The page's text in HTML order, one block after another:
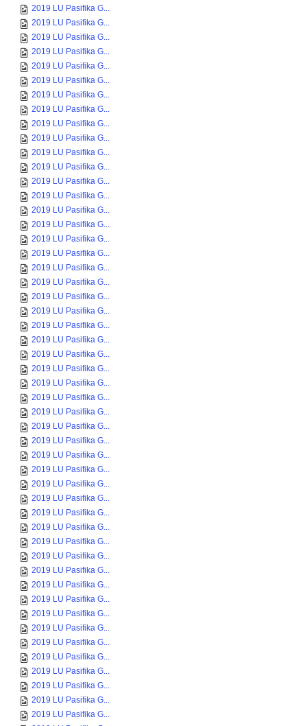
2019 LU Pasifika G...
2019 LU Pasifika G...
2019 LU Pasifika G...
2019 LU Pasifika G...
2019 LU Pasifika G...
2019 LU Pasifika G...
2019 LU Pasifika G...
2019 LU Pasifika G...
2019 LU Pasifika G...
2019 LU Pasifika G...
2019 LU Pasifika G...
2019 LU Pasifika G...
2019 LU Pasifika G...
2019 LU Pasifika G...
2019 LU Pasifika G...
2019 LU Pasifika G...
2019 LU Pasifika G...
2019 LU Pasifika G...
2019 LU Pasifika G...
2019 LU Pasifika G...
2019 LU Pasifika G...
2019 LU Pasifika G...
2019 LU Pasifika G...
2019 LU Pasifika G...
2019 LU Pasifika G...
2019 LU Pasifika G...
2019 LU Pasifika G...
2019 LU Pasifika G...
2019 LU Pasifika G...
2019 LU Pasifika G...
2019 LU Pasifika G...
2019 LU Pasifika G...
2019 LU Pasifika G...
2019 LU Pasifika G...
2019 LU Pasifika G...
2019 LU Pasifika G...
2019 LU Pasifika G...
2019 LU Pasifika G...
2019 LU Pasifika G...
2019 LU Pasifika G...
2019 LU Pasifika G...
2019 LU Pasifika G...
2019 LU Pasifika G...
2019 LU Pasifika G...
2019 LU Pasifika G...
2019 LU Pasifika G...
2019 LU Pasifika G...
2019 LU Pasifika G...
2019 LU Pasifika G...
2019 LU Pasifika G...